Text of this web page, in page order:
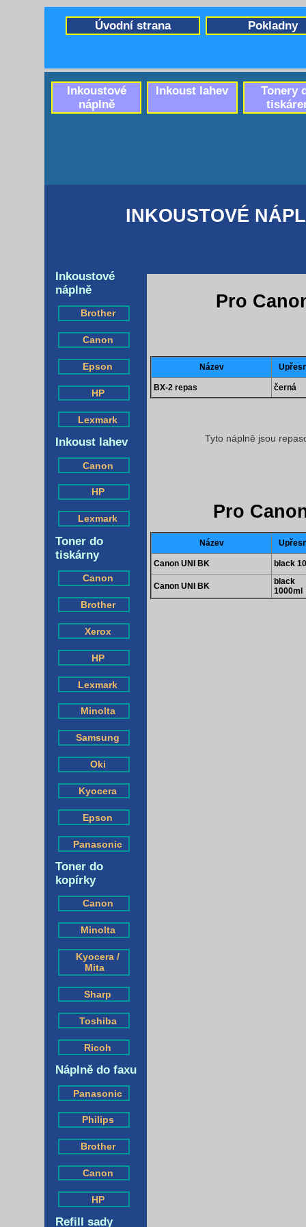
INKOUSTOVÉ
Pro
Inkoustové
náplně
Brother
Canon
Epson
HP
Lexmark
Inkoust lahev
Canon
HP
Lexmark
Toner do
tiskárny
Canon
Brother
Xerox
HP
Lexmark
Minolta
Samsung
Oki
Kyocera
Epson
Panasonic
Toner do
kopírky
Canon
Minolta
Kyocera /
Mita
Sharp
Toshiba
Ricoh
Náplně do faxu
Panasonic
Philips
Brother
Canon
HP
Refill sady
Název
BX-2 repas černá
Tyto náplně jsou
Pro
Název
Canon UNI BK black
Canon UNI BK
black
1000ml
Pokladny
Úvodní strana
Tonery
Inkoust lahev
Inkoustové
náplně